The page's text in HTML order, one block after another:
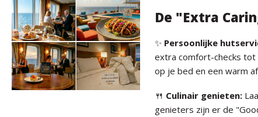
De "Extra
✨ Persoonlijke
extra comfort-checks tot
op je bed en een warm
🍴 Culinair genieten:
genieters zijn er de